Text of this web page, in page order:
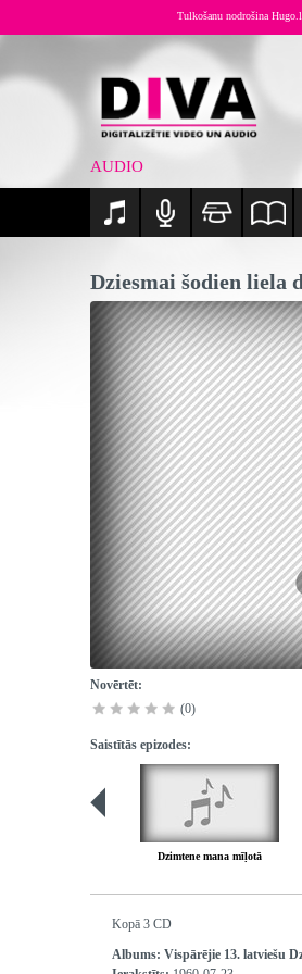
Tulkošanu nodrošina
AUDIO
Dziesmai šodien liela
Novērtēt:
(0)
Saistītās epizodes:
Dzimtene mana mīļotā
Kopā 3 CD
Albums: Vispārējie 13. latviešu